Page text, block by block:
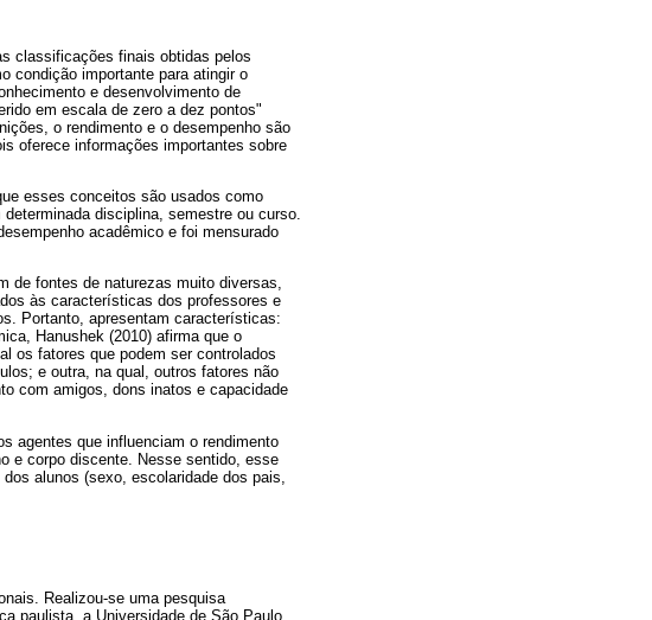
classificações finais obtidas pelos
condição importante para atingir o
e desenvolvimento de
em escala de zero a dez pontos"
o rendimento e o desempenho são
oferece informações importantes sobre
esses conceitos são usados como
disciplina, semestre ou curso.
acadêmico e foi mensurado
de fontes de naturezas muito diversas,
às características dos professores e
Portanto, apresentam características:
Hanushek (2010) afirma que o
os fatores que podem ser controlados
e outra, na qual, outros fatores não
com amigos, dons inatos e capacidade
agentes que influenciam o rendimento
e corpo discente. Nesse sentido, esse
alunos (sexo, escolaridade dos pais,
Realizou-se uma pesquisa
paulista, a Universidade de São Paulo.